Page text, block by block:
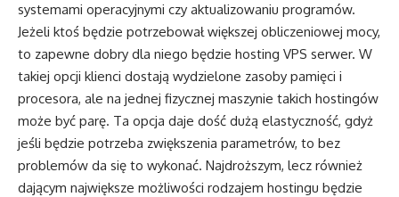
systemami operacyjnymi czy aktualizowaniu programów.
Jeżeli ktoś będzie potrzebował większej obliczeniowej mocy,
to zapewne dobry dla niego będzie hosting VPS serwer. W
takiej opcji klienci dostają wydzielone zasoby pamięci i
procesora, ale na jednej fizycznej maszynie takich hostingów
może być parę. Ta opcja daje dość dużą elastyczność, gdyż
jeśli będzie potrzeba zwiększenia parametrów, to bez
problemów da się to wykonać. Najdroższym, lecz również
dającym największe możliwości rodzajem hostingu będzie